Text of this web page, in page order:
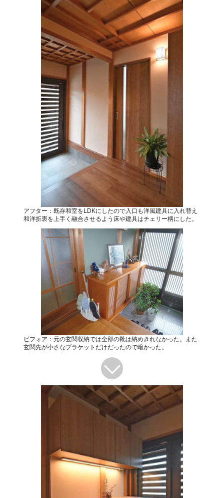
アフター：既存和室をLDKにしたので入口も洋風建具に入れ替え
和洋折衷を上手く融合させるよう床や建具はチェリー柄にした。
ビフォア：元の玄関収納では全部の靴は納めきれなかった。また
玄関先が小さなブラケットだけだったので暗かった。